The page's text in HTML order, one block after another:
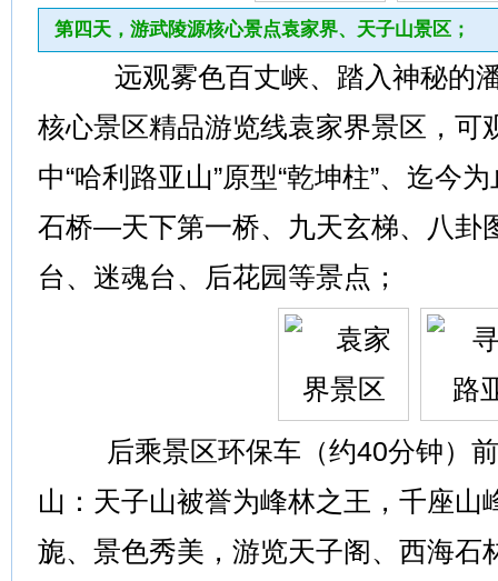
第四天，游武陵源核心景点袁家界、天子山景区；
远观雾色百丈峡、踏入神秘的
核心景区精品游览线袁家界景区，可
中“哈利路亚山”原型“乾坤柱”、迄今
石桥—天下第一桥、九天玄梯、八卦
台、迷魂台、后花园等景点；
后乘景区环保车（约40分钟）
山：天子山被誉为峰林之王，千座山
旎、景色秀美，游览天子阁、西海石